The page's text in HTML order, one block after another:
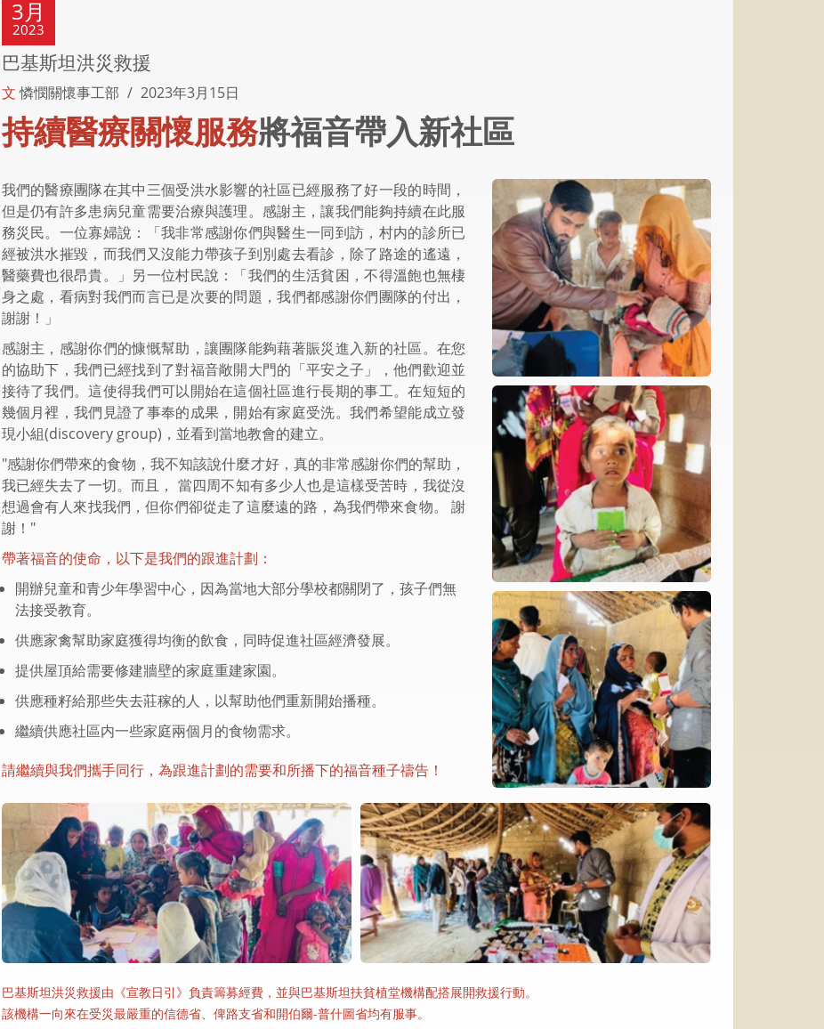
3月
2023
巴基斯坦洪災救援
文憐憫關懷事工部 2023年3月15日
持續醫療關懷服務將福音帶入新社區
我們的醫療團隊在其中三個受洪水影響的社區已經服務了好一段的時間，
但是仍有許多患病兒童需要治療與護理。感謝主，讓我們能夠持續在此服
務災民。一位寡婦說：「我非常感謝你們與醫生一同到訪，村内的診所已
經被洪水摧毀，而我們又沒能力帶孩子到別處去看診，除了路途的遙遠，
醫藥費也很昂貴。」另一位村民說：「我們的生活貧困，不得溫飽也無棲
身之處，看病對我們而言已是次要的問題，我們都感謝你們團隊的付出，
謝謝！」
感謝主，感謝你們的慷慨幫助，讓團隊能夠藉著賑災進入新的社區。在您
的協助下，我們已經找到了對福音敞開大門的「平安之子」，他們歡迎並
接待了我們。這使得我們可以開始在這個社區進行長期的事工。在短短的
幾個月裡，我們見證了事奉的成果，開始有家庭受洗。我們希望能成立發
現小組(discovery group)，並看到當地教會的建立。
"感謝你們帶來的食物，我不知該說什麼才好，真的非常感謝你們的幫助，
我已經失去了一切。而且， 當四周不知有多少人也是這樣受苦時，我從沒
想過會有人來找我們，但你們卻從走了這麼遠的路，為我們帶來食物。 謝
謝！"
帶著福音的使命，以下是我們的跟進計劃：
開辦兒童和青少年學習中心，因為當地大部分學校都關閉了，孩子們無
法接受教育。
供應家禽幫助家庭獲得均衡的飲食，同時促進社區經濟發展。
提供屋頂給需要修建牆壁的家庭重建家園。
供應種籽給那些失去莊稼的人，以幫助他們重新開始播種。
繼續供應社區内一些家庭兩個月的食物需求。
請繼續與我們攜手同行，為跟進計劃的需要和所播下的福音種子禱告！
巴基斯坦洪災救援由《宣教日引》負責籌募經費，並與巴基斯坦扶貧植堂機構配搭展開救援行動。
該機構一向來在受災最嚴重的信德省、俾路支省和開伯爾-普什圖省均有服事。